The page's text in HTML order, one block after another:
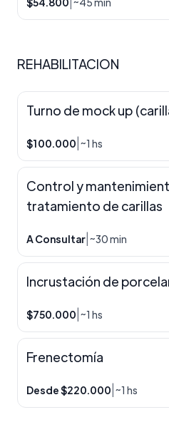
REHABILITACION
Turno de mock up
$100.000 ~1 hs
Control y
tratamiento de carillas
A Consultar ~30 min
Incrustación de
$750.000 ~1 hs
Frenectomía
Desde $220.000 ~1 hs